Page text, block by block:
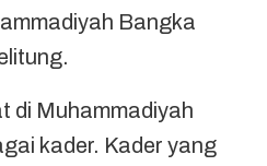
Bangka
di Muhammadiyah
kader. Kader yang